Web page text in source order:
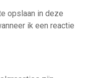
opslaan in deze
ik een reactie